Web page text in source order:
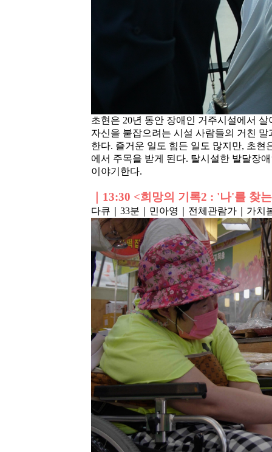
초현은 20년 동안 장애인 거주시설에서
자신을 붙잡으려는 시설 사람들의 거친
한다. 즐거운 일도 힘든 일도 많지만, 초
에서 주목을 받게 된다. 탈시설한 발달장
이야기한다.
13:30 <희망의 기록2 : '나'를 찾
다큐｜33분 ｜민아영 ｜전체관람가 ｜가치